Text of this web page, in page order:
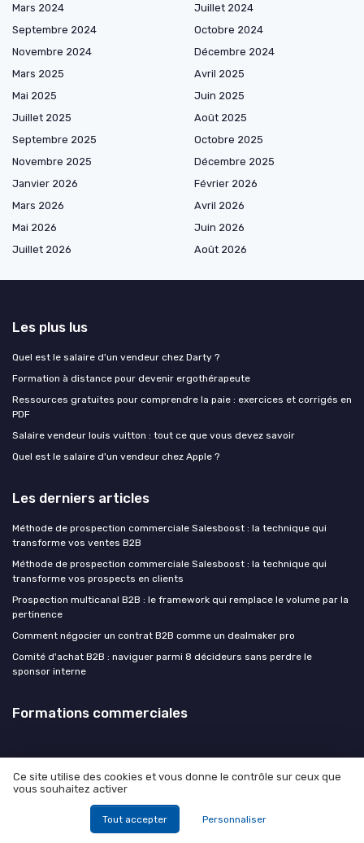
Mars 2024
Juillet 2024
Septembre 2024
Octobre 2024
Novembre 2024
Décembre 2024
Mars 2025
Avril 2025
Mai 2025
Juin 2025
Juillet 2025
Août 2025
Septembre 2025
Octobre 2025
Novembre 2025
Décembre 2025
Janvier 2026
Février 2026
Mars 2026
Avril 2026
Mai 2026
Juin 2026
Juillet 2026
Août 2026
Les plus lus
Quel est le salaire d'un vendeur chez Darty ?
Formation à distance pour devenir ergothérapeute
Ressources gratuites pour comprendre la paie : exercices et corrigés en
PDF
Salaire vendeur louis vuitton : tout ce que vous devez savoir
Quel est le salaire d'un vendeur chez Apple ?
Les derniers articles
Méthode de prospection commerciale Salesboost : la technique qui
transforme vos ventes B2B
Méthode de prospection commerciale Salesboost : la technique qui
transforme vos prospects en clients
Prospection multicanal B2B : le framework qui remplace le volume par la
pertinence
Comment négocier un contrat B2B comme un dealmaker pro
Comité d'achat B2B : naviguer parmi 8 décideurs sans perdre le
sponsor interne
Formations commerciales
Mentions légales
© Formations commerciales 2026
Ce site utilise des cookies et vous donne le contrôle sur ceux que
vous souhaitez activer
Tout accepter Personnaliser